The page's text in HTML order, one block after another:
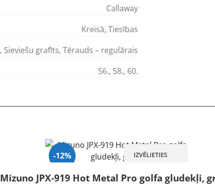
Callaway
Kreisā, Tiesības
, Sieviešu grafīts, Tērauds – regulārais
56., 58., 60.
-12% IZVĒLIETIES
Mizuno JPX-919 Hot Metal Pro golfa gludekļi,